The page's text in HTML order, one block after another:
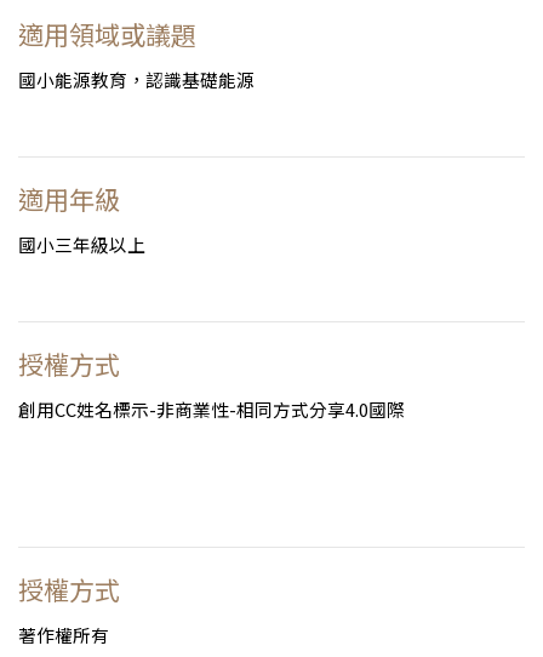
適用領域或議題
國小能源教育，認識基礎能源
適用年級
國小三年級以上
授權方式
創用CC姓名標示-非商業性-相同方式分享4.0國際
授權方式
著作權所有